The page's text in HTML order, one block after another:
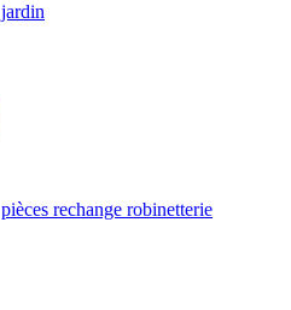
jardin
pièces rechange robinetterie